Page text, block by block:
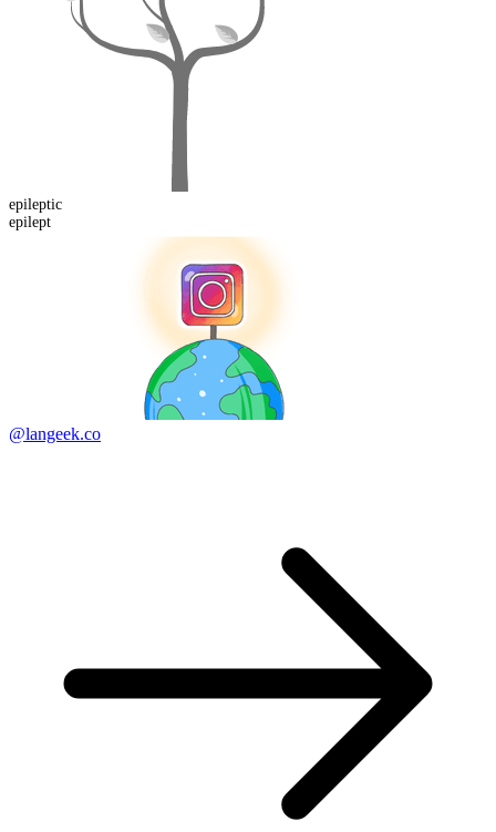
epileptic
epilept
@langeek.co